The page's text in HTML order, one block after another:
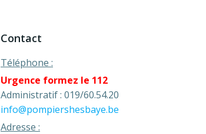
Contact
Téléphone :
Urgence formez le 112
Administratif : 019/60.54.20
info@pompiershesbaye.be
Adresse :